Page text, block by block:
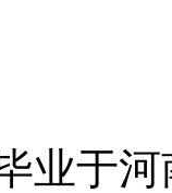
业于